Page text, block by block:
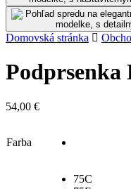
Domovská stránka
54,00 €
Farba
75C